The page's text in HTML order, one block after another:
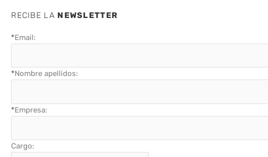
RECIBE LA NEWSLETTER
*Email:
*Nombre apellidos:
*Empresa:
Cargo: